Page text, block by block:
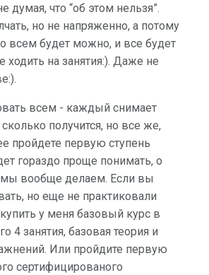
думая, что “об этом нельзя”.
но не напряженно, а потому
всем будет можно, и все будет
на занятия:). Даже не
всем - каждый снимает
получится, но все же,
пройдете первую ступень
гораздо проще понимать, о
мы вообще делаем. Если вы
но еще не практиковали
у меня базовый курс в
4 занятия, базовая теория и
Или пройдите первую
сертифицированого